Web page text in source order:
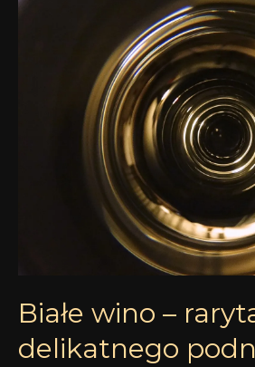
Białe wino –
delikatnego
Białe
delikatnego
podniebienia